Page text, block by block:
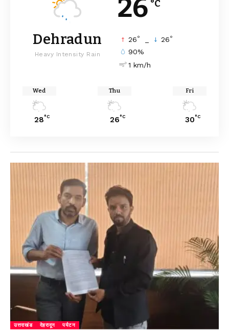
26 °C
Dehradun
Heavy Intensity Rain
26° 26°
90%
1 km/h
Wed
28°C
Thu
26°C
Fri
30°C
उत्तराखंड देहरादून पर्यटन